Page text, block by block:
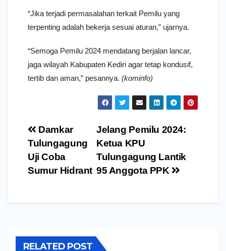
“Jika terjadi permasalahan terkait Pemilu yang
terpenting adalah bekerja sesuai aturan,” ujarnya.
“Semoga Pemilu 2024 mendatang berjalan lancar,
jaga wilayah Kabupaten Kediri agar tetap kondusif,
tertib dan aman,” pesannya. (kominfo)
Navigasi
pos
Jelang Pemilu 2024:
Ketua KPU
Tulungagung Lantik
95 Anggota PPK
Damkar
Tulungagung
Uji Coba
Sumur Hidrant
RELATED POST